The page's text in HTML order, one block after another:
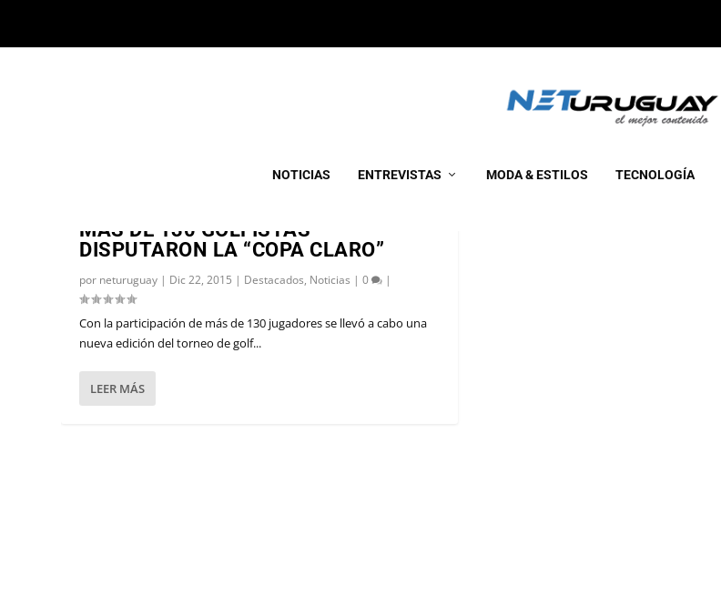
NOTICIAS ENTREVISTAS MODA & ESTILOS TECNOLOGÍA
MÁS DE 130 GOLFISTAS
DISPUTARON LA “COPA CLARO”
por neturuguay | Dic 22, 2015 | Destacados, Noticias |0 |
Con la participación de más de 130 jugadores se llevó a cabo una
nueva edición del torneo de golf...
LEER MÁS